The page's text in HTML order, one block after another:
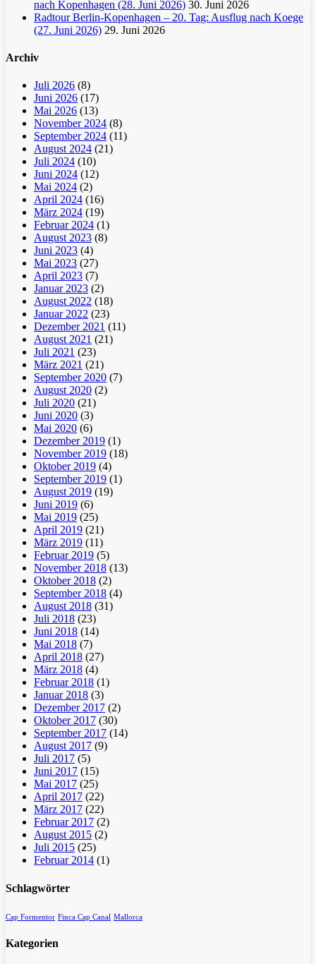
nach Kopenhagen (28. Juni 2026) 30. Juni 2026
Radtour Berlin-Kopenhagen – 20. Tag: Ausflug nach Koege
(27. Juni 2026) 29. Juni 2026
Archiv
Juli 2026 (8)
Juni 2026 (17)
Mai 2026 (13)
November 2024 (8)
September 2024 (11)
August 2024 (21)
Juli 2024 (10)
Juni 2024 (12)
Mai 2024 (2)
April 2024 (16)
März 2024 (19)
Februar 2024 (1)
August 2023 (8)
Juni 2023 (4)
Mai 2023 (27)
April 2023 (7)
Januar 2023 (2)
August 2022 (18)
Januar 2022 (23)
Dezember 2021 (11)
August 2021 (21)
Juli 2021 (23)
März 2021 (21)
September 2020 (7)
August 2020 (2)
Juli 2020 (21)
Juni 2020 (3)
Mai 2020 (6)
Dezember 2019 (1)
November 2019 (18)
Oktober 2019 (4)
September 2019 (1)
August 2019 (19)
Juni 2019 (6)
Mai 2019 (25)
April 2019 (21)
März 2019 (11)
Februar 2019 (5)
November 2018 (13)
Oktober 2018 (2)
September 2018 (4)
August 2018 (31)
Juli 2018 (23)
Juni 2018 (14)
Mai 2018 (7)
April 2018 (27)
März 2018 (4)
Februar 2018 (1)
Januar 2018 (3)
Dezember 2017 (2)
Oktober 2017 (30)
September 2017 (14)
August 2017 (9)
Juli 2017 (5)
Juni 2017 (15)
Mai 2017 (25)
April 2017 (22)
März 2017 (22)
Februar 2017 (2)
August 2015 (2)
Juli 2015 (25)
Februar 2014 (1)
Schlagwörter
Cap Formentor Finca Cap Canal Mallorca
Kategorien